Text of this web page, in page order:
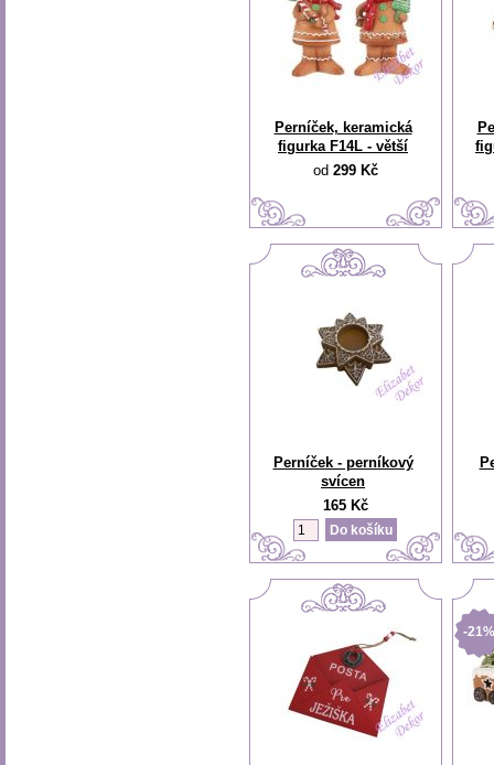
Perníček, keramická
figurka F14L - větší
od 299 Kč
Perníček - perníkový
svícen
165 Kč
-21%